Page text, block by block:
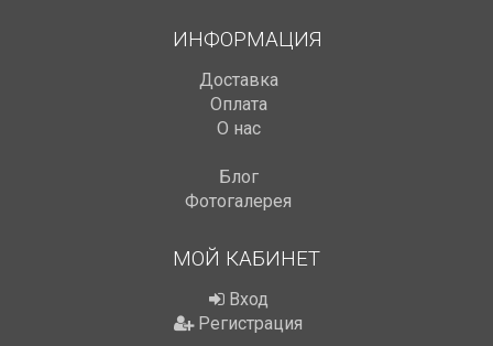
ИНФОРМАЦИЯ
Доставка
Оплата
О нас
Блог
Фотогалерея
МОЙ КАБИНЕТ
Вход
Регистрация